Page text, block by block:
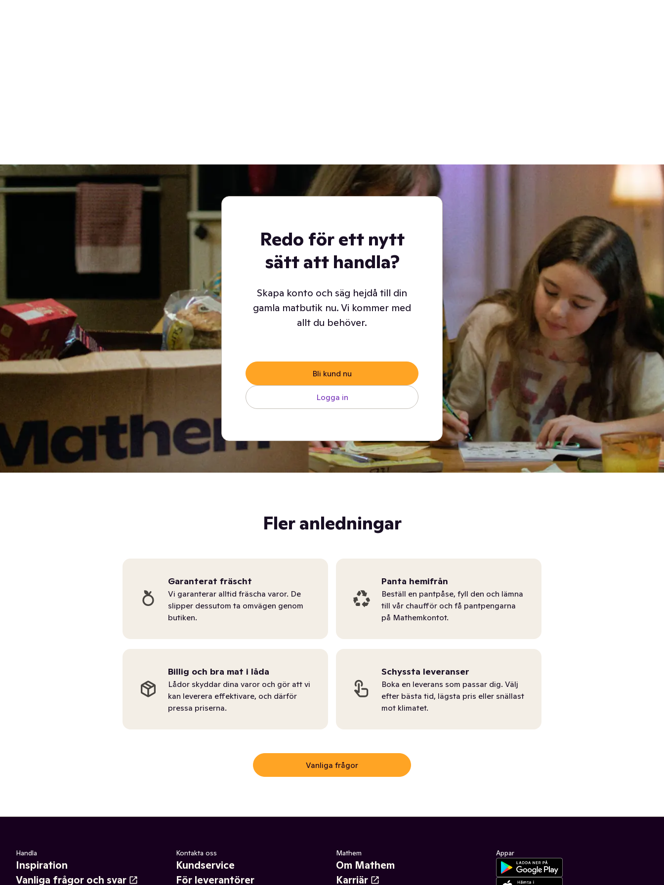
Redo för ett nytt
sätt att handla?
Skapa konto och säg hejdå till din
gamla matbutik nu. Vi kommer med
allt du behöver.
Bli kund nu
Logga in
Fler anledningar
Garanterat fräscht
Vi garanterar alltid fräscha varor. De
slipper dessutom ta omvägen genom
butiken.
Panta hemifrån
Beställ en pantpåse, fyll den och lämna
till vår chaufför och få pantpengarna
på Mathemkontot.
Billig och bra mat i låda
Lådor skyddar dina varor och gör att vi
kan leverera effektivare, och därför
pressa priserna.
Schyssta leveranser
Boka en leverans som passar dig. Välj
efter bästa tid, lägsta pris eller snällast
mot klimatet.
Vanliga frågor
Handla
Inspiration
Vanliga frågor och svar
Kontakta oss
Kundservice
För leverantörer
Mathem
Om Mathem
Karriär
Appar